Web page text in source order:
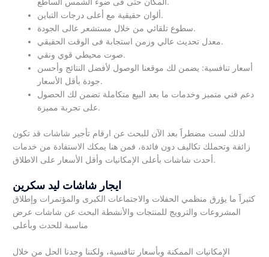
المكان حتى فى ضوء الشمس الساطع.
ألوان حقيقية مع أعلى درجات التباين.
سطوع تلقائي من خلال مستشعر عالى الجودة.
معدل تحديث عالي وزمن استجابة فى الوقت الحقيقي.
صوت محيطي قوي ونقي.
أسعار تنافسية: يضمن لك موقعنا الوصول لأفضل النتائج وأحسن
جودة بأقل الأسعار.
دعم فني متميز وخدمات ما بعد البيع متكاملة تضمن لك الحصول
على تجربة مميزة.
لذلك لست مضطراََ بعد الآن للبحث عن ارقام تأجير شاشات قد تكون
زائفة وتحملك تكاليف دون فائدة، فمن هنا يمكك الاستفادة من خدمات
أحدث شاشات بأعلى الإمكانيات وأقل الأسعار على الاطلاق.
ايجار شاشات ليد سكرين
كثيراََ ما يؤرق منظمي الحفلات والاجتماعات الكبرى والمؤتمرات وإطلاق
المشروعات والترويج للمنتجات والأنشطة البحث عن شاشات عرض
مناسبة للحدث وبأعلى
الإمكانيات الممكنة وبأسعار تنافسية، ولكننا وجدنا الحل من خلال